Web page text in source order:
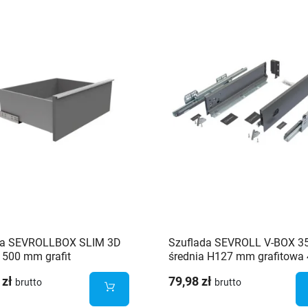
SEVROLLBOX SLIM 3D
mm grafit
brutto
Szuflada SEVROLL V-BOX
średnia H127 mm grafitowa
79,98 zł brutto